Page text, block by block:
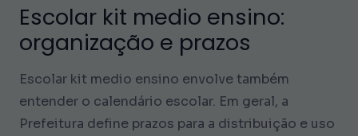
Escolar kit medio ensino:
organização e prazos
Escolar kit medio ensino envolve também
entender o calendário escolar. Em geral, a
Prefeitura define prazos para a distribuição e uso